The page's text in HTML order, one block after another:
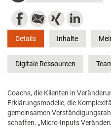
Details Inhalte
Digitale Ressourcen
Coachs, die Klienten in
Erklärungsmodelle, die
gemeinsamen
schaffen. „Micro-Inputs